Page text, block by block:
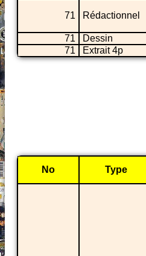
71 Rédactionnel
71
Dessin
71
Extrait 4p
No Type